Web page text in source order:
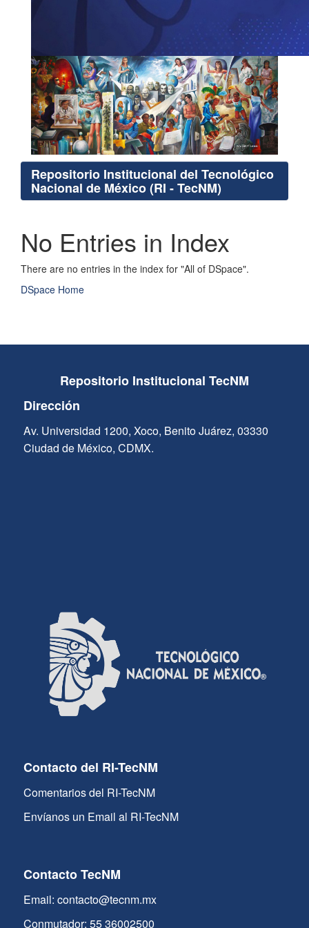
Repositorio Institucional del Tecnológico
Nacional de México (RI - TecNM)
No Entries in Index
There are no entries in the index for "All of DSpace".
DSpace Home
Repositorio Institucional TecNM
Dirección
Av. Universidad 1200, Xoco, Benito Juárez, 03330
Ciudad de México, CDMX.
Contacto del RI-TecNM
Comentarios del RI-TecNM
Envíanos un Email al RI-TecNM
Contacto TecNM
Email: contacto@tecnm.mx
Conmutador: 55 36002500